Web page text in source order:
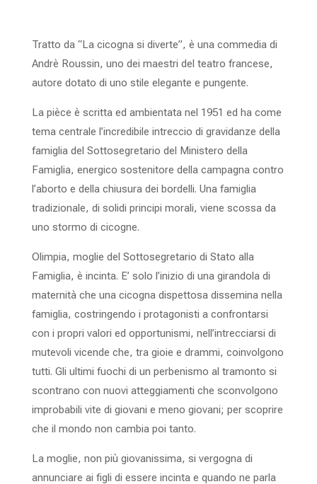
Tratto da “La cicogna si diverte”, è una commedia di
Andrè Roussin, uno dei maestri del teatro francese,
autore dotato di uno stile elegante e pungente.
La pièce è scritta ed ambientata nel 1951 ed ha come
tema centrale l’incredibile intreccio di gravidanze della
famiglia del Sottosegretario del Ministero della
Famiglia, energico sostenitore della campagna contro
l’aborto e della chiusura dei bordelli. Una famiglia
tradizionale, di solidi principi morali, viene scossa da
uno stormo di cicogne.
Olimpia, moglie del Sottosegretario di Stato alla
Famiglia, è incinta. E’ solo l’inizio di una girandola di
maternità che una cicogna dispettosa dissemina nella
famiglia, costringendo i protagonisti a confrontarsi
con i propri valori ed opportunismi, nell’intrecciarsi di
mutevoli vicende che, tra gioie e drammi, coinvolgono
tutti. Gli ultimi fuochi di un perbenismo al tramonto si
scontrano con nuovi atteggiamenti che sconvolgono
improbabili vite di giovani e meno giovani; per scoprire
che il mondo non cambia poi tanto.
La moglie, non più giovanissima, si vergogna di
annunciare ai figli di essere incinta e quando ne parla